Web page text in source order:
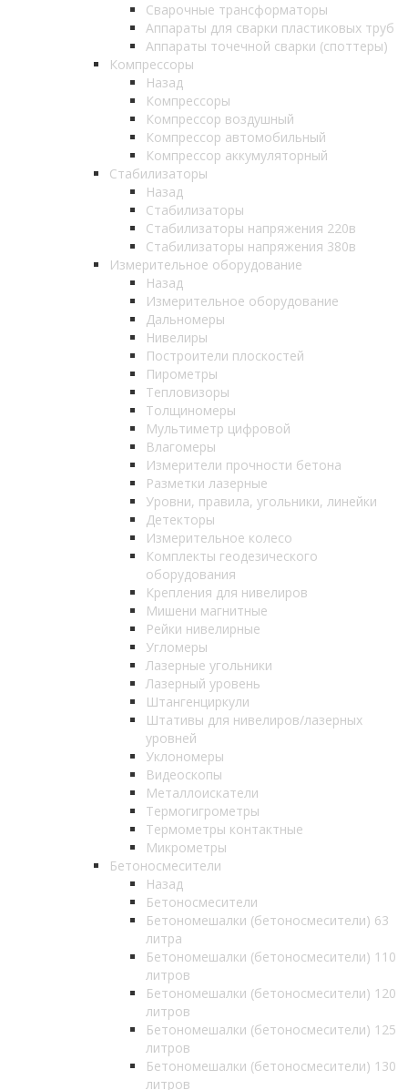
Сварочные трансформаторы
Аппараты для сварки пластиковых труб
Аппараты точечной сварки (споттеры)
Компрессоры
Назад
Компрессоры
Компрессор воздушный
Компрессор автомобильный
Компрессор аккумуляторный
Стабилизаторы
Назад
Стабилизаторы
Стабилизаторы напряжения 220в
Стабилизаторы напряжения 380в
Измерительное оборудование
Назад
Измерительное оборудование
Дальномеры
Нивелиры
Построители плоскостей
Пирометры
Тепловизоры
Толщиномеры
Мультиметр цифровой
Влагомеры
Измерители прочности бетона
Разметки лазерные
Уровни, правила, угольники, линейки
Детекторы
Измерительное колесо
Комплекты геодезического
оборудования
Крепления для нивелиров
Мишени магнитные
Рейки нивелирные
Угломеры
Лазерные угольники
Лазерный уровень
Штангенциркули
Штативы для нивелиров/лазерных
уровней
Уклономеры
Видеоскопы
Металлоискатели
Термогигрометры
Термометры контактные
Микрометры
Бетоносмесители
Назад
Бетоносмесители
Бетономешалки (бетоносмесители) 63
литра
Бетономешалки (бетоносмесители) 110
литров
Бетономешалки (бетоносмесители) 120
литров
Бетономешалки (бетоносмесители) 125
литров
Бетономешалки (бетоносмесители) 130
литров